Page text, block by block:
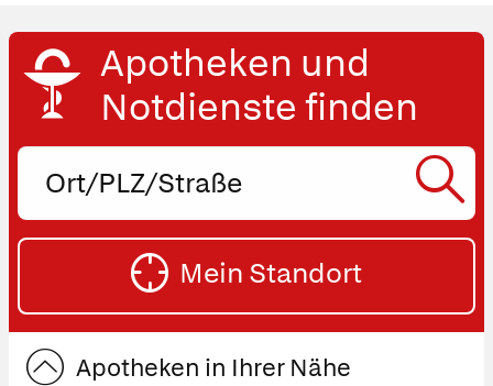
Apotheken und
Notdienste finden
Ort,
oder
Straße
Mein Standort
Apotheken in Ihrer Nähe